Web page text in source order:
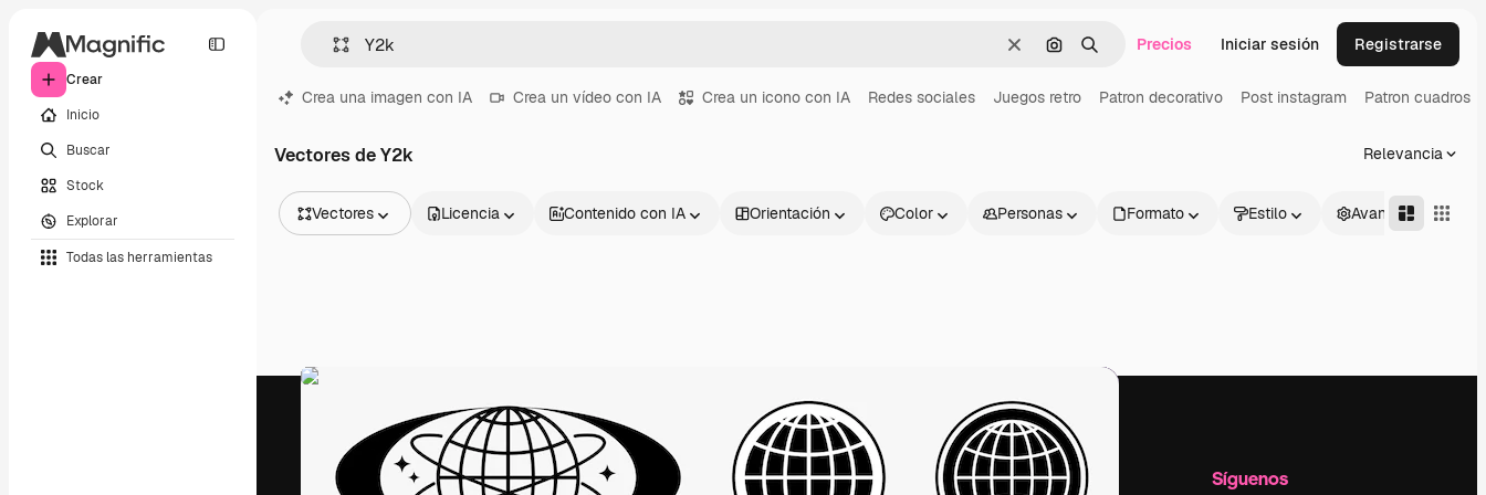
Crear
Inicio
Buscar
Stock
Explorar
Todas las herramientas
BorrarBuscar por imagen
BuscarPrecios Iniciar sesión Registrarse
Crea una imagen con IA Crea un vídeo con IA Crea un icono con IA Redes sociales Juegos retro Patron decorativo Post instagram Patron cuadros
Vectores de Y2k Relevancia
Vectores
Vídeos
Plantillas de vídeos
Modelos 3D
Fuentes
Licencia Contenido con IA Orientación Color Personas Formato Estilo Avanzado
Productos Información útil Empresa Síguenos